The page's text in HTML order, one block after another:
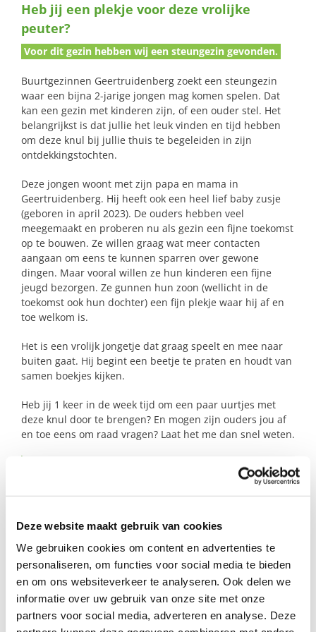
Deze website maakt gebruik van cookies
We gebruiken cookies om content en advertenties te
personaliseren, om functies voor social media te bieden
en om ons websiteverkeer te analyseren. Ook delen we
informatie over uw gebruik van onze site met onze
partners voor social media, adverteren en analyse. Deze
naar:
Heb jij een plekje voor deze vrolijke
peuter?
Voor dit gezin hebben wij een steungezin gevonden.
Buurtgezinnen Geertruidenberg zoekt een steungezin
waar een bijna 2-jarige jongen mag komen spelen. Dat
kan een gezin met kinderen zijn, of een ouder stel. Het
belangrijkst is dat jullie het leuk vinden en tijd hebben
om deze knul bij jullie thuis te begeleiden in zijn
ontdekkingstochten.
Deze jongen woont met zijn papa en mama in
Geertruidenberg. Hij heeft ook een heel lief baby zusje
(geboren in april 2023). De ouders hebben veel
meegemaakt en proberen nu als gezin een fijne toekomst
op te bouwen. Ze willen graag wat meer contacten
aangaan om eens te kunnen sparren over gewone
dingen. Maar vooral willen ze hun kinderen een fijne
jeugd bezorgen. Ze gunnen hun zoon (wellicht in de
toekomst ook hun dochter) een fijn plekje waar hij af en
toe welkom is.
Het is een vrolijk jongetje dat graag speelt en mee naar
buiten gaat. Hij begint een beetje te praten en houdt van
samen boekjes kijken.
Heb jij 1 keer in de week tijd om een paar uurtjes met
deze knul door te brengen? En mogen zijn ouders jou af
en toe eens om raad vragen? Laat het me dan snel weten.
Raamsdonksveer:
Dat het leuk vindt om tijd door te brengen
met dit jongetje;
Waar hij wekelijks een paar uurtjes mag
komen en;
Waar hij lekker buiten kan spelen.